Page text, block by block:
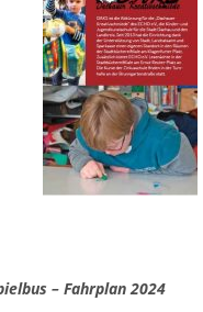
– Fahrplan 2024